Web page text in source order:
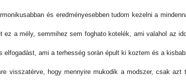
és eredményesebben tudom kezelni a
ez a mély, semmihez sem foghato kotelék, ami valahol az
elfogadàst, ami a terhesség soràn épult ki koztem és a
visszatérve, hogy mennyire mukodik a modszer, csak